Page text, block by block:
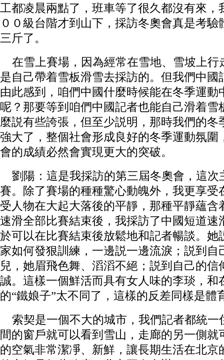
工都凌晨兩點了，班車等了很久都沒有來，
００級台階才到山下，採訪冬奧會真是考驗
三斤了。
在雪上賽場，因為經常在雪地、雪坡上行
是自己帶着雪板滑雪去採訪的。但我們中國
由此感到，咱們中國什麼時候能在冬季運動
呢？那要等到咱們中國記者也能自己滑着雪
麼説有些誇張，但至少説明，那時我們的冬
強大了，整個社會形成良好的冬季運動氛圍
會的成績必然會實現更大的突破。
劉陽：這是我採訪的第三屆冬奧會，這次
賽。除了賽場的種種驚心動魄外，我更享受
受人物在大起大落後的平靜，那種平靜蘊含
速滑全部比賽結束後，我採訪了中國短道速
於可以在比賽結束後放鬆地和記者暢談。她
家如何發狠訓練，一邊説一邊流淚；説到自
兒，她眉飛色舞、滔滔不絕；説到自己的信
誠。這樣一個鮮活而具有女人味的李琰，和
的“鐵娘子”太不同了，這樣的反差同樣是體
索契是一個不大的城市，我們記者都統一
間的窗戶就可以看到雪山，走廊的另一側就
的空氣非常潔凈、新鮮，讓長期生活在北京